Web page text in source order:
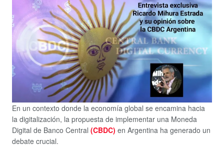
En un contexto donde la economía global se encamina hacia
la digitalización, la propuesta de implementar una Moneda
Digital de Banco Central (CBDC) en Argentina ha generado un
debate crucial.